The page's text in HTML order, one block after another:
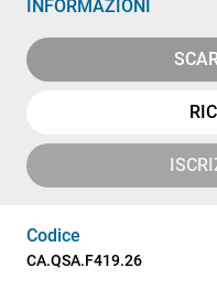
INFORMAZIONI
Codice
CA.QSA.F419.26